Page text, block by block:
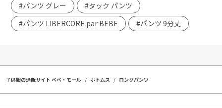
#パンツ グレー
#タック パンツ
#パンツ LIBERCORE par BEBE
#パンツ 9分丈
子供服の通販サイト ベベ・モール ボトムス ロングパンツ